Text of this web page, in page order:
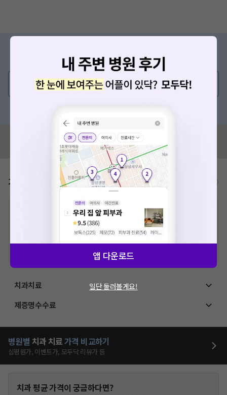
증상/치료, 궁금한 점이 있나요?
의사가 직접 답해드려요!
💬 무엇이든 물어보세요
혹시 잘못된 병원정보가 있나요?
모두닥 팀에 알려주세요!
가격표 비급여/급여 진료란?
추가비용 등으로 실제 가격과 상이할 수 있으니, 정확
한 가격은 해당 의료기관에 직접 문의해주세요.
건강보험심사평가원
에 고지되어 있는 급여 진료 기준 가
격입니다. (진료와 연관된 복합적인 비용이 추가되어, 병원마다 금액이 다르게
산정될 수 있는 점 참고 바랍니다.)
VAT 포함
치과치료
제증명수수료
병원별 치과 치료가격 비교하기
심평원가, 이벤트가, 모두닥 리뷰가 등
치과평균 가격이 궁금하다면?
앱 다운로드
일단 둘러볼게요!